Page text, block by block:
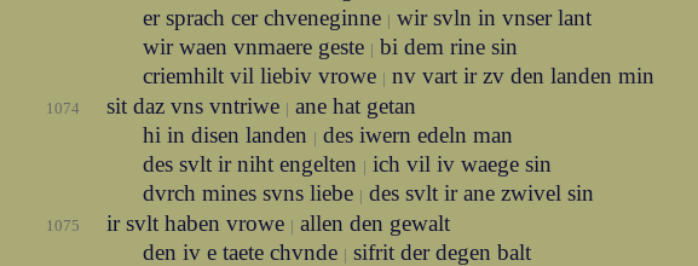
er sprach cer chveneginne | wir svln in vnser lant
wir waen vnmaere geste | bi dem rine sin
criemhilt vil liebiv vrowe | nv vart ir zv den landen min
1074 sit daz vns vntriwe | ane hat getan
hi in disen landen | des iwern edeln man
des svlt ir niht engelten | ich vil iv waege sin
dvrch mines svns liebe | des svlt ir ane zwivel sin
1075 ir svlt haben vrowe | allen den gewalt
den iv e taete chvnde | sifrit der degen balt